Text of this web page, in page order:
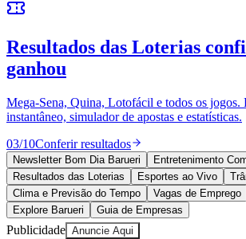
Anuncie no Portal
Cadastrar Empresa
Divulgar Vagas
Política
Esportes
Saúde
Segurança
Cultura
Meio Ambiente
Obras
Educação
Resultados das Loterias
ganhou
Mega-Sena, Quina, Lotofácil e todos os jogos.
instantâneo, simulador de apostas e estatísticas.
03/10Conferir resultados
Newsletter Bom Dia Barueri
Entretenimento
Resultados das Loterias
Esportes ao Vivo
Clima e Previsão do Tempo
Vagas de Emprego
Explore Barueri
Guia de Empresas
Publicidade Anuncie Aqui